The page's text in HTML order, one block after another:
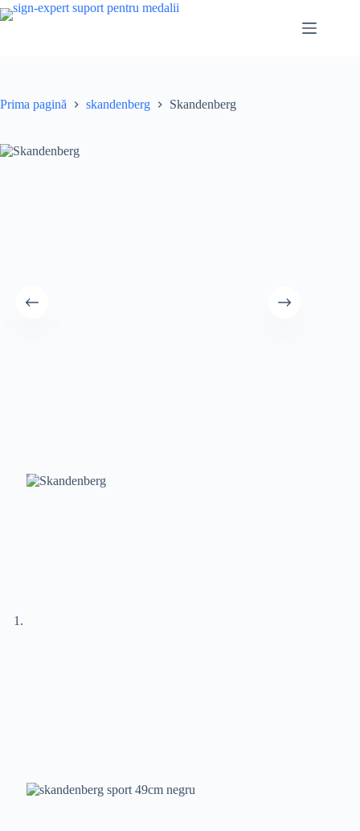
Sari
la
Prima pagină skandenberg Skandenberg